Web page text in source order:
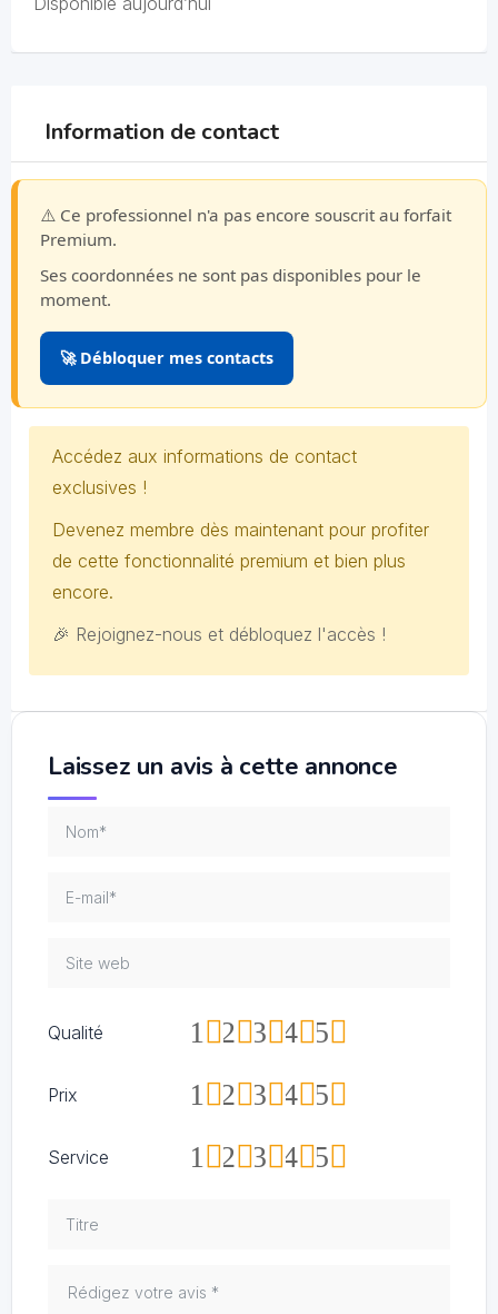
Information de contact
⚠️ Ce professionnel n'a pas encore souscrit au forfait
Premium.
Ses coordonnées ne sont pas disponibles pour le
moment.
🚀 Débloquer mes contacts
Accédez aux informations de contact
exclusives !
Devenez membre dès maintenant pour profiter
de cette fonctionnalité premium et bien plus
encore.
🎉 Rejoignez-nous et débloquez l'accès !
Laissez un avis à cette annonce
Qualité 5
4
3
2
1
Prix 5
4
3
2
1
Service 5
4
3
2
1